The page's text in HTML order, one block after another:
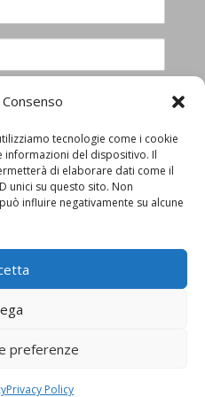
tecnologie come i cookie
informazioni del dispositivo. Il
di elaborare dati come il
unici su questo sito. Non
influire negativamente su alcune
preferenze
Privacy Policy
l’informativa